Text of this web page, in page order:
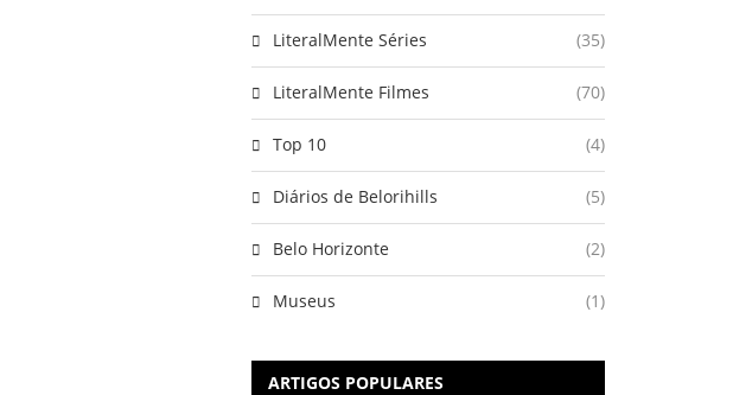
LiteralMente Séries (35)
LiteralMente Filmes (70)
Top 10 (4)
Diários de Belorihills (5)
Belo Horizonte (2)
Museus (1)
ARTIGOS POPULARES